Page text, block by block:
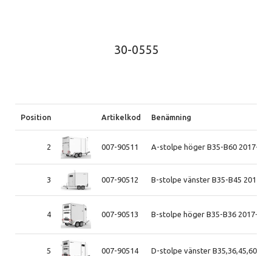
30-0555
Position Artikelkod Benämning
2 007-90511 A-stolpe höger B35-B60 2017-
3 007-90512 B-stolpe vänster B35-B45 2017-
4 007-90513 B-stolpe höger B35-B36 2017-
5 007-90514 D-stolpe vänster B35,36,45,60